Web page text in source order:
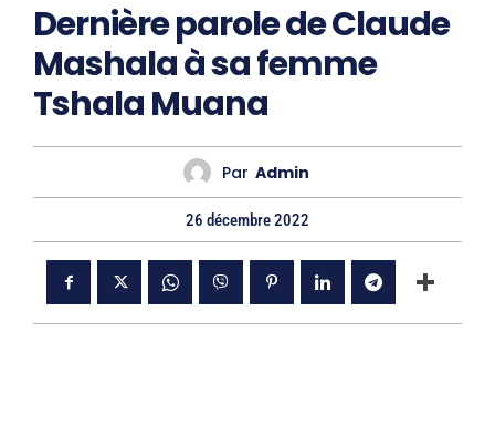
Dernière parole de Claude
Mashala à sa femme
Tshala Muana
Par Admin
26 décembre 2022